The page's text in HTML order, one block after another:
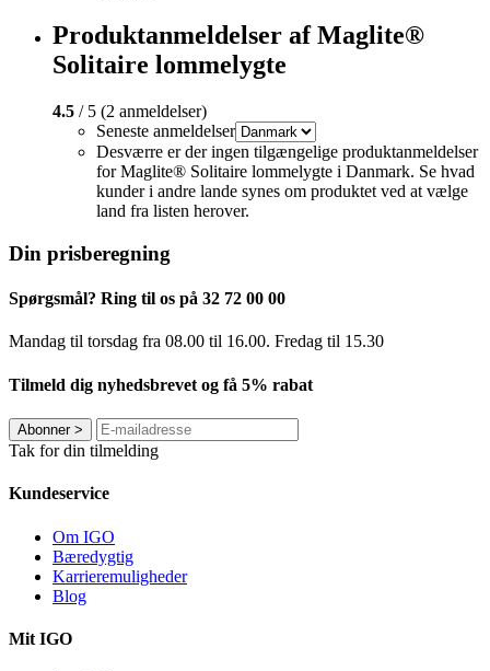
Produktanmeldelser af Maglite®
Solitaire lommelygte
4.5 / 5 (2 anmeldelser)
Seneste anmeldelser
Desværre er der ingen tilgængelige produktanmeldelser
for Maglite® Solitaire lommelygte i Danmark. Se hvad
kunder i andre lande synes om produktet ved at vælge
land fra listen herover.
Din prisberegning
Spørgsmål? Ring til os på 32 72 00 00
Mandag til torsdag fra 08.00 til 16.00. Fredag ​​til 15.30
Tilmeld dig nyhedsbrevet og få 5% rabat
Abonner>
Tak for din tilmelding
Kundeservice
Om IGO
Bæredygtig
Karrieremuligheder
Blog
Mit IGO